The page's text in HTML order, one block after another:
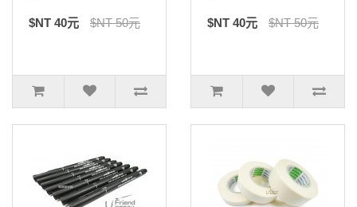
$NT 40元 $NT 50元 $NT 40元 $NT 50元